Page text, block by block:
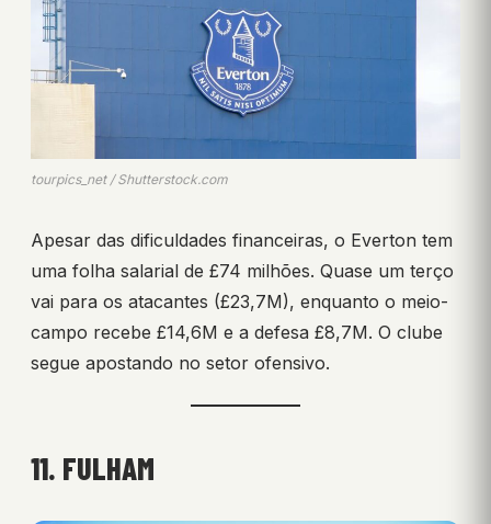
tourpics_net / Shutterstock.com
Apesar das dificuldades financeiras, o Everton tem
uma folha salarial de £74 milhões. Quase um terço
vai para os atacantes (£23,7M), enquanto o meio-
campo recebe £14,6M e a defesa £8,7M. O clube
segue apostando no setor ofensivo.
11. FULHAM